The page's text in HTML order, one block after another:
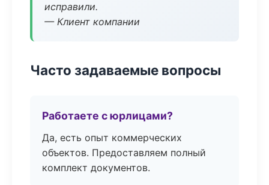
исправили.
— Клиент компании
Часто задаваемые вопросы
Работаете с юрлицами?
Да, есть опыт коммерческих
объектов. Предоставляем полный
комплект документов.